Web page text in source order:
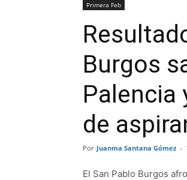
Primera Feb
Burgos
Palencia
de
Por Juanma Santana Gómez -
El San Pablo Burgos